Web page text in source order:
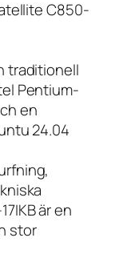
C850-
traditionell
Pentium-
en
24.04
är en
stor